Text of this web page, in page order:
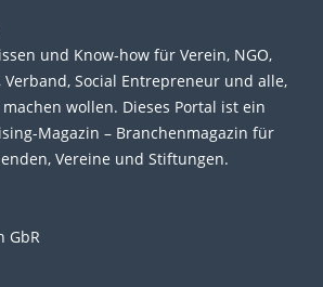
und Know-how für Ver­ein, NGO,
Social Entre­pre­neur und alle,
wol­len. Die­ses Por­tal ist ein
Magazin – Bran­chen­magazin für
Ver­eine und Stif­tun­gen.
GbR